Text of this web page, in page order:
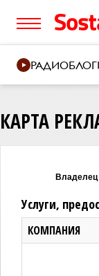
РАДИО
КАРТА
Владелец
Услуги,
КОМПАНИЯ